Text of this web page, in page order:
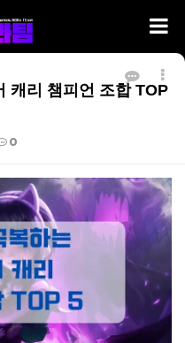
캐리 챔피언 조합 TOP
0